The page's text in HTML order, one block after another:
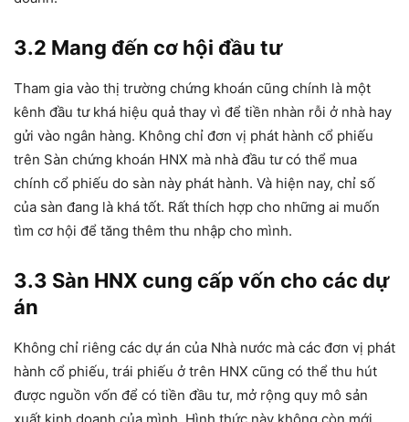
3.2 Mang đến cơ hội đầu tư
Tham gia vào thị trường chứng khoán cũng chính là một
kênh đầu tư khá hiệu quả thay vì để tiền nhàn rỗi ở nhà hay
gửi vào ngân hàng. Không chỉ đơn vị phát hành cổ phiếu
trên Sàn chứng khoán HNX mà nhà đầu tư có thể mua
chính cổ phiếu do sàn này phát hành. Và hiện nay, chỉ số
của sàn đang là khá tốt. Rất thích hợp cho những ai muốn
tìm cơ hội để tăng thêm thu nhập cho mình.
3.3 Sàn HNX cung cấp vốn cho các dự
án
Không chỉ riêng các dự án của Nhà nước mà các đơn vị phát
hành cổ phiếu, trái phiếu ở trên HNX cũng có thể thu hút
được nguồn vốn để có tiền đầu tư, mở rộng quy mô sản
xuất kinh doanh của mình. Hình thức này không còn mới